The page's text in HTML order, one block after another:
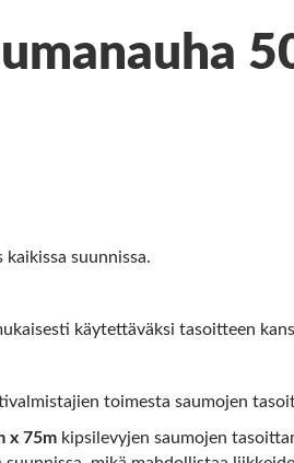
suunnissa.
käytettäväksi tasoitteen
toimesta saumojen
x 75mkipsilevyjen saumojen